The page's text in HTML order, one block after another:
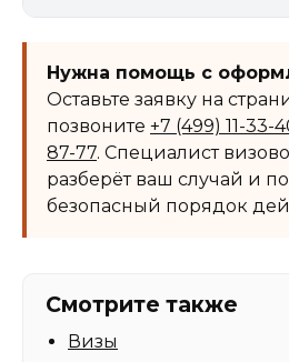
Нужна помощь с
Оставьте заявку на
позвоните +7 (499) 11-33-
87-77. Специалист
разберёт ваш случай и
безопасный порядок
Смотрите также
Визы